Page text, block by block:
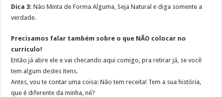
Dica 3: Não Minta de Forma Alguma, Seja Natural e diga somente a
verdade.
Precisamos falar também sobre o que NÃO colocar no
currículo!
Então já abre ele e vai checando aqui comigo, pra retirar já, se você
tem algum destes itens.
Antes, vou te contar uma coisa: Não tem receita! Tem a sua história,
que é diferente da minha, né?